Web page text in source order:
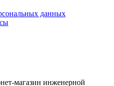
данных
магазин инженерной